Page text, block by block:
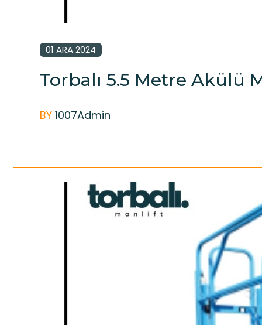
01 ARA 2024
Torbalı 5.5 Metre Akülü
BY 1007Admin